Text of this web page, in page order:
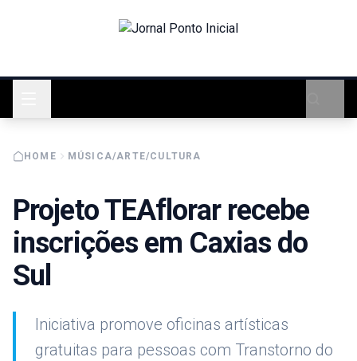
HOME MÚSICA/ARTE/CULTURA
Projeto TEAflorar recebe
inscrições em Caxias do
Sul
Iniciativa promove oficinas artísticas
gratuitas para pessoas com Transtorno do